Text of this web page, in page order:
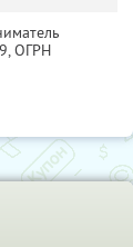
, ОГРН